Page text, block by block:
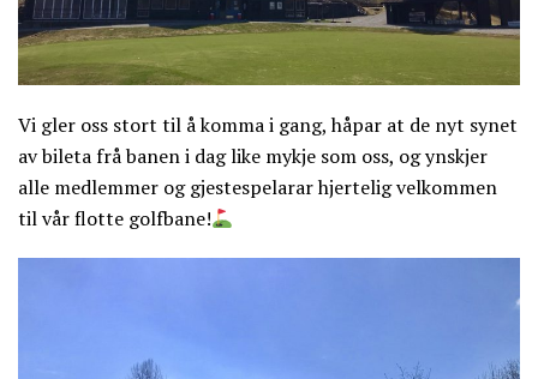
Vi gler oss stort til å komma i gang, håpar at de nyt synet
av bileta frå banen i dag like mykje som oss, og ynskjer
alle medlemmer og gjestespelarar hjertelig velkommen
til vår flotte golfbane!